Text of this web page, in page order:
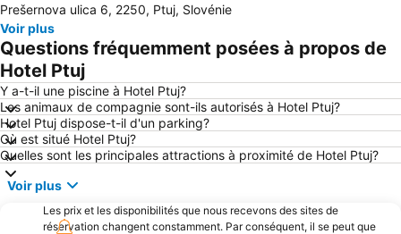
Prešernova ulica 6, 2250, Ptuj, Slovénie
Voir plus
Questions fréquemment posées à propos de
Hotel Ptuj
Y a-t-il une piscine à Hotel Ptuj?
Les animaux de compagnie sont-ils autorisés à Hotel Ptuj?
Hotel Ptuj dispose-t-il d'un parking?
Où est situé Hotel Ptuj?
Quelles sont les principales attractions à proximité de Hotel Ptuj?
Voir plus
Les prix et les disponibilités que nous recevons des sites de
réservation changent constamment. Par conséquent, il se peut que